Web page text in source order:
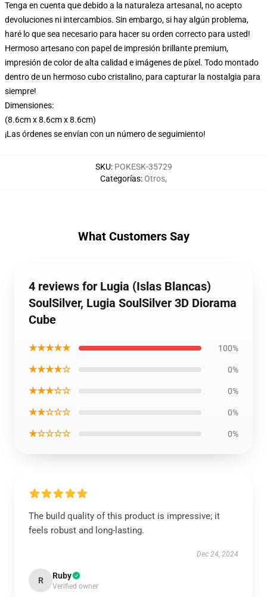
Tenga en cuenta que debido a la naturaleza artesanal, no acepto
devoluciones ni intercambios. Sin embargo, si hay algún problema,
haré lo que sea necesario para hacer su orden correcto para usted!
Hermoso artesano con papel de impresión brillante premium,
impresión de color de alta calidad e imágenes de píxel. Todo montado
dentro de un hermoso cubo cristalino, para capturar la nostalgia para
siempre!
Dimensiones:
(8.6cm x 8.6cm x 8.6cm)
¡Las órdenes se envían con un número de seguimiento!
SKU: POKESK-35729
Categorías:Otros,
What Customers Say
4 reviews for Lugia (Islas Blancas)
SoulSilver, Lugia SoulSilver 3D Diorama
Cube
★★★★★ 100%
★★★★☆ 0%
★★★☆☆ 0%
★★☆☆☆ 0%
★☆☆☆☆ 0%
The build quality of this product is impressive; it
feels robust and long-lasting.
Dec 24, 2024
R Ruby
Verified owner